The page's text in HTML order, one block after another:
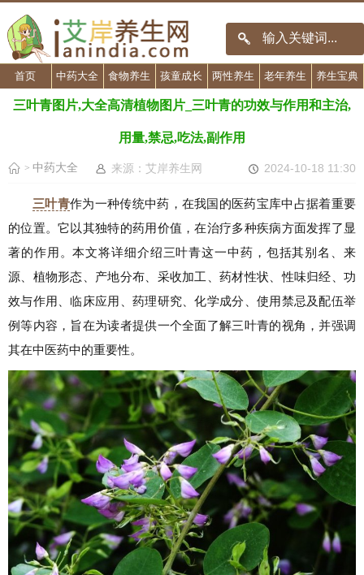
首页 中药大全 食物养生 孩童成长 两性养生 老年养生 养生宝典
三叶青图片,大全高清植物图片_三叶青的功效与作用和主治,
用量,禁忌,吃法,副作用
> 中药大全 来源：艾岸养生网 2024-10-18 11:30
三叶青作为一种传统中药，在我国的医药宝库中占据着重要
的位置。它以其独特的药用价值，在治疗多种疾病方面发挥了显
著的作用。本文将详细介绍三叶青这一中药，包括其别名、来
源、植物形态、产地分布、采收加工、药材性状、性味归经、功
效与作用、临床应用、药理研究、化学成分、使用禁忌及配伍举
例等内容，旨在为读者提供一个全面了解三叶青的视角，并强调
其在中医药中的重要性。